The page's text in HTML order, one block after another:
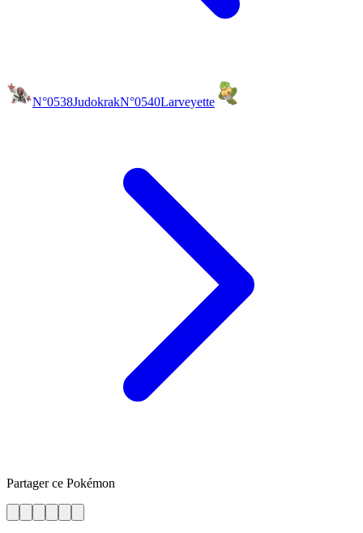
N°0538JudokrakN°0540Larveyette
Partager ce Pokémon